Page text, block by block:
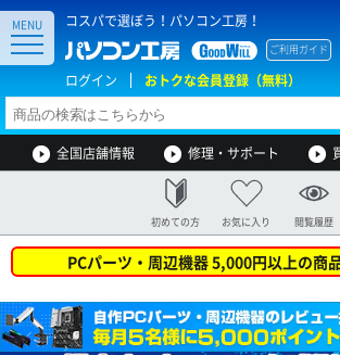
コスパで選ぼう！パソコン工房！
ご利用ガイド
ログイン おトクな会員登録（無料）
MENU
全国店舗情報 修理・サポート
初めての方 お気に入り 閲覧履歴
PCパーツ・周辺機器 5,000円以上の商